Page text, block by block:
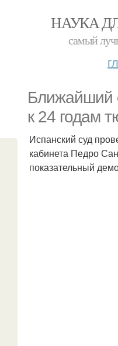
НАУКА
самый
Ближайший
к 24 годам
Испанский суд
кабинета Педро
показательный